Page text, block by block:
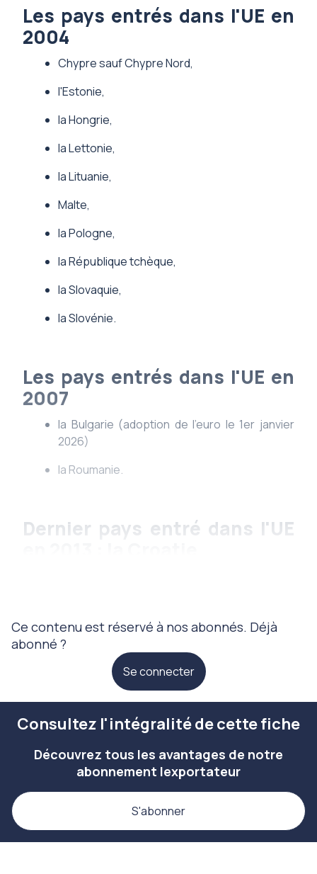
Les pays entrés dans l'UE en
2004
Chypre sauf Chypre Nord,
l'Estonie,
la Hongrie,
la Lettonie,
la Lituanie,
Malte,
la Pologne,
la République tchèque,
la Slovaquie,
la Slovénie.
Les pays entrés dans l'UE en
2007
la Bulgarie (adoption de l’euro le 1er janvier
2026)
la Roumanie.
Dernier pays entré dans l'UE
Ce contenu est réservé à nos abonnés. Déjà
abonné ?
Se connecter
Consultez l'intégralité de cette fiche
Découvrez tous les avantages de notre
abonnement lexportateur
S'abonner